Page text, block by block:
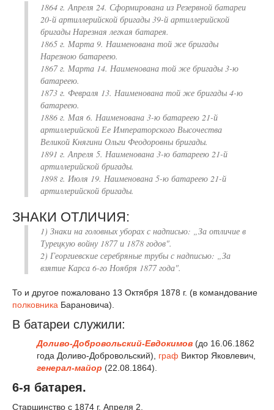
1864 г. Апреля 24. Сформирована из Резервной батареи
20-й артиллерийской бригады 39-й артиллерийской
бригады Нарезная легкая батарея.
1865 г. Марта 9. Наименована той же бригады
Нарезною батареею.
1867 г. Марта 14. Наименована той же бригады 3-ю
батареею.
1873 г. Февраля 13. Наименована той же бригады 4-ю
батареею.
1886 г. Мая 6. Наименована 3-ю батареею 21-й
артиллерийской Ее Императорского Высочества
Великой Княгини Ольги Феодоровны бригады.
1891 г. Апреля 5. Наименована 3-ю батареею 21-й
артиллерийской бригады.
1898 г. Июля 19. Наименована 5-ю батареею 21-й
артиллерийской бригады.
ЗНАКИ ОТЛИЧИЯ:
1) Знаки на головных уборах с надписью: „За отличие в
Турецкую войну 1877 и 1878 годов".
2) Георгиевские серебряные трубы с надписью: „За
взятие Карса 6-го Ноября 1877 года".
То и другое пожаловано 13 Октября 1878 г. (в командование
полковника Барановича).
В батареи служили:
Доливо-Добровольский-Евдокимов (до 16.06.1862
года Доливо-Добровольский), граф Виктор Яковлевич,
генерал-майор (22.08.1864).
6-я батарея.
Старшинство с 1874 г. Апреля 2.